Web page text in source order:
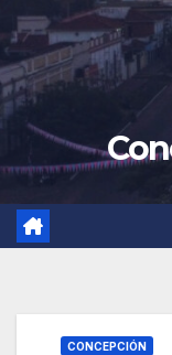
CONCEPCIÓN